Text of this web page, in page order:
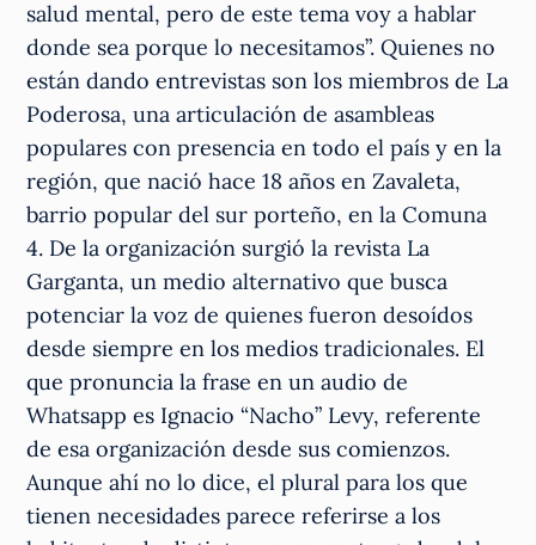
salud mental, pero de este tema voy a hablar
donde sea porque lo necesitamos”. Quienes no
están dando entrevistas son los miembros de La
Poderosa, una articulación de asambleas
populares con presencia en todo el país y en la
región, que nació hace 18 años en Zavaleta,
barrio popular del sur porteño, en la Comuna
4. De la organización surgió la revista La
Garganta, un medio alternativo que busca
potenciar la voz de quienes fueron desoídos
desde siempre en los medios tradicionales. El
que pronuncia la frase en un audio de
Whatsapp es Ignacio “Nacho” Levy, referente
de esa organización desde sus comienzos.
Aunque ahí no lo dice, el plural para los que
tienen necesidades parece referirse a los